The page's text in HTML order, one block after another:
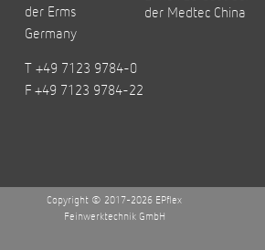
der Erms
Germany
T +49 7123 9784-0
F +49 7123 9784-22
der Medtec China
Copyright © 2017-2026 EPflex
Feinwerktechnik GmbH